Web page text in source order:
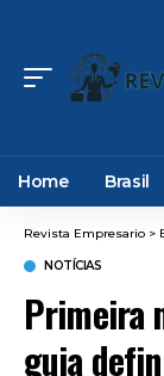
Home Brasil
Revista Empresario >
NOTÍCIAS
Primeira
guia